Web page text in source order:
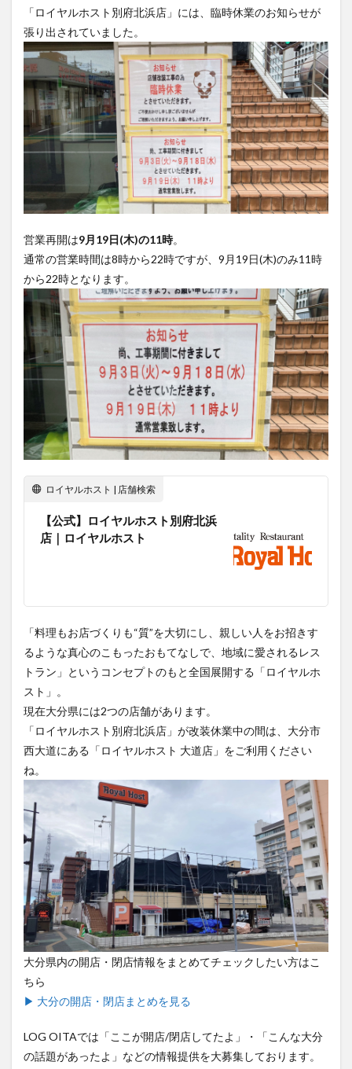
張り出されていました。
営業再開は9月19日(木)の11時。
通常の営業時間は8時から22時ですが、9月19日(木)のみ11時
から22時となります。
【公式】ロイヤルホスト別府北浜
店｜ロイヤルホスト
「料理もお店づくりも“質”を大切にし、親しい人をお招きす
るような真心のこもったおもてなしで、地域に愛されるレス
トラン」というコンセプトのもと全国展開する「ロイヤルホ
スト」。
現在大分県には2つの店舗があります。
「ロイヤルホスト別府北浜店」が改装休業中の間は、大分市
西大道にある「ロイヤルホスト 大道店」をご利用ください
ね。
大分県内の開店・閉店情報をまとめてチェックしたい方はこ
ちら
▶ 大分の開店・閉店まとめを見る
LOG OITAでは「ここが開店/閉店してたよ」・「こんな大分
の話題があったよ」などの情報提供を大募集しております。
採用された方から毎月抽選で5名様にAmazonギフト券プレゼ
買い物
車
鉄道ジオラマ
閉店 閉院 開店
開店閉店
開店閉店まとめ
開院 韓国
韓国料理
音楽
飛行機 飲み物 高崎山 鰻
検索